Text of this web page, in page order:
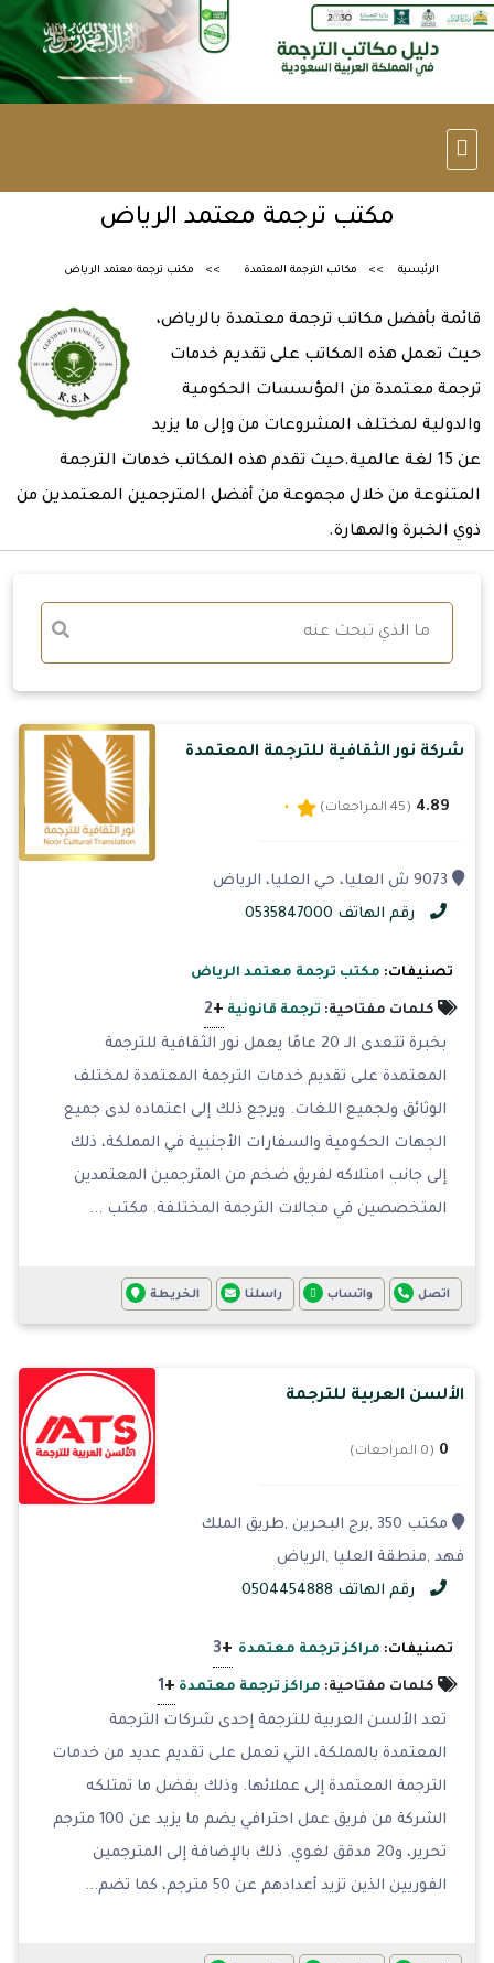
مكتب ترجمة معتمد الرياض
الرئيسية مكاتب الترجمة المعتمدة مكتب ترجمة معتمد الرياض
قائمة بأفضل مكاتب ترجمة معتمدة بالرياض،
حيث تعمل هذه المكاتب على تقديم خدمات
ترجمة معتمدة من المؤسسات الحكومية
والدولية لمختلف المشروعات من وإلى ما يزيد
عن 15 لغة عالمية.حيث تقدم هذه المكاتب خدمات الترجمة
المتنوعة من خلال مجموعة من أفضل المترجمين المعتمدين من
ذوي الخبرة والمهارة.
شركة نور الثقافية للترجمة المعتمدة
4.89 (45 المراجعات)
رقم الهاتف 0535847000
تصنيفات: مكتب ترجمة معتمد الرياض
كلمات مفتاحية: ترجمة قانونية +
2
بخبرة تتعدى الـ 20 عامًا يعمل نور الثقافية للترجمة
المعتمدة على تقديم خدمات الترجمة المعتمدة لمختلف
الوثائق ولجميع اللغات. ويرجع ذلك إلى اعتماده لدى جميع
الجهات الحكومية والسفارات الأجنبية في المملكة، ذلك
إلى جانب امتلاكه لفريق ضخم من المترجمين المعتمدين
المتخصصين في مجالات الترجمة المختلفة. مكتب ...
اتصل واتساب راسلنا الخريطة
الألسن العربية للترجمة
0 (0 المراجعات)
مكتب 350 ,برج البحرين ,طريق الملك
فهد ,منطقة العليا ,الرياض
رقم الهاتف 0504454888
تصنيفات: مراكز ترجمة معتمدة +
3
كلمات مفتاحية: مراكز ترجمة معتمدة +
1
تعد الألسن العربية للترجمة إحدى شركات الترجمة
المعتمدة بالمملكة، التي تعمل على تقديم عديد من خدمات
الترجمة المعتمدة إلى عملائها. وذلك بفضل ما تمتلكه
الشركة من فريق عمل احترافي يضم ما يزيد عن 100 مترجم
تحرير، و20 مدقق لغوي. ذلك بالإضافة إلى المترجمين
الفوريين الذين تزيد أعدادهم عن 50 مترجم، كما تضم...